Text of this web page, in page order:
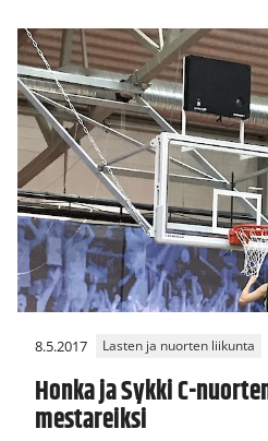
8.5.2017 Lasten ja nuorten liikunta
Honka ja Sykki C-
mestareiksi